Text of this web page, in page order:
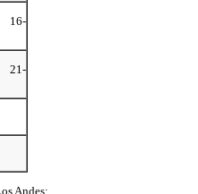
16-
21-
Andes: